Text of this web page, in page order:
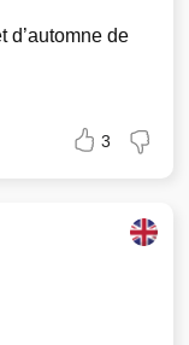
d’automne de
3